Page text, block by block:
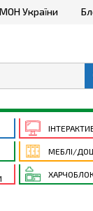
України
МЕБЛІ/